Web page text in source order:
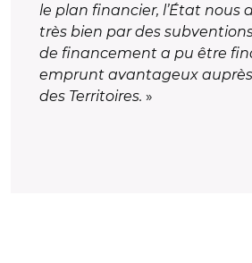
le plan financier, l’État nous
très bien par des
de financement a pu être
emprunt avantageux
des Territoires. »